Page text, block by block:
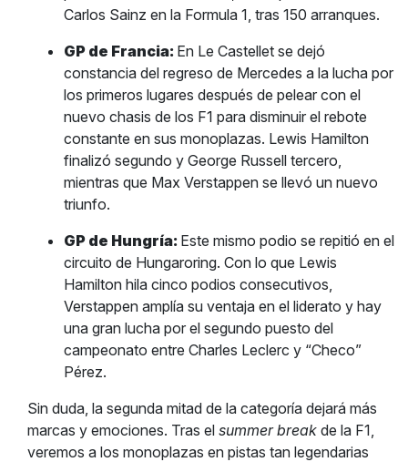
Carlos Sainz en la Formula 1, tras 150 arranques.
GP de Francia: En Le Castellet se dejó
constancia del regreso de Mercedes a la lucha por
los primeros lugares después de pelear con el
nuevo chasis de los F1 para disminuir el rebote
constante en sus monoplazas. Lewis Hamilton
finalizó segundo y George Russell tercero,
mientras que Max Verstappen se llevó un nuevo
triunfo.
GP de Hungría: Este mismo podio se repitió en el
circuito de Hungaroring. Con lo que Lewis
Hamilton hila cinco podios consecutivos,
Verstappen amplía su ventaja en el liderato y hay
una gran lucha por el segundo puesto del
campeonato entre Charles Leclerc y “Checo”
Pérez.
Sin duda, la segunda mitad de la categoría dejará más
marcas y emociones. Tras el summer break de la F1,
veremos a los monoplazas en pistas tan legendarias